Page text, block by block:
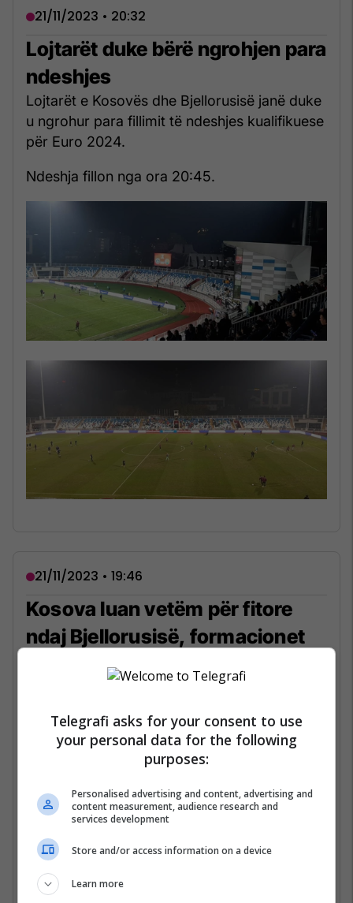
21/11/2023 • 20:32
Lojtarët duke bërë ngrohjen para
ndeshjes
Lojtarët e Kosovës dhe Bjellorusisë janë duke
u ngrohur para fillimit të ndeshjes kualifikuese
për Euro 2024.
Ndeshja fillon nga ora 20:45.
21/11/2023 • 19:46
Kosova luan vetëm për fitore
ndaj Bjellorusisë, formacionet
Përfaqësuesja e Kosovës dhe ajo e
formacionet zyrtare për ndeshjen e fundit
kualifikuese për Euro 2024.
takimin e fundit të Grupit I, i cili pritet të
zhvillohet në stadiumin Fadil Vokrri me fillim
nga ora 20:45.
Lexo lajmin e plotë...
Telegrafi asks for your consent to use
your personal data for the following
purposes:
Personalised advertising and content, advertising and
content measurement, audience research and
services development
Store and/or access information on a device
Learn more